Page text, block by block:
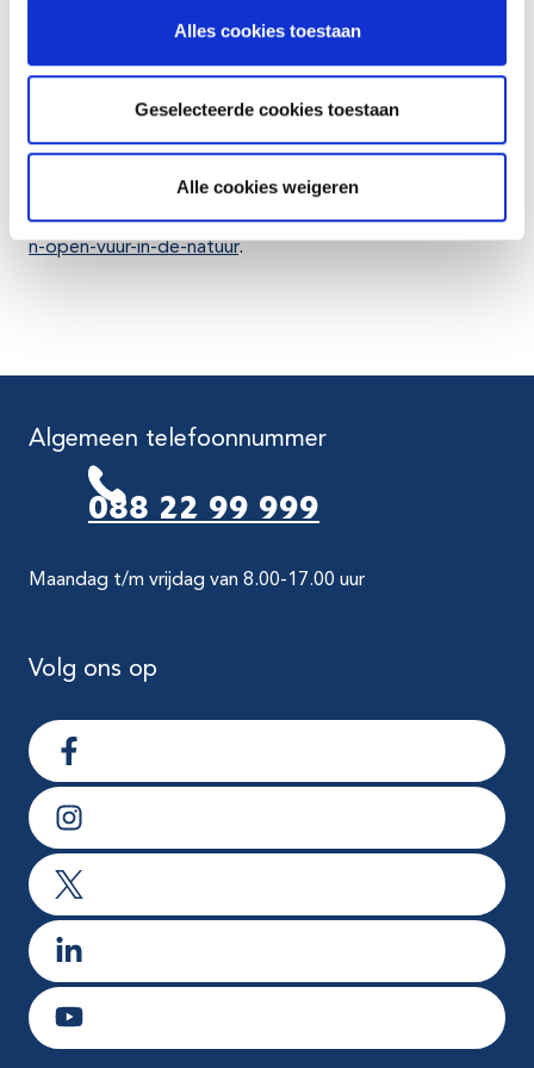
Alles cookies toestaan
Geselecteerde cookies toestaan
Alle cookies weigeren
de brand, maar haaks op de vuurhaard.
je je bevindt.
Meer weten?
www.natuurbrandrisico.nlof op
https://www.brandweer.nl/brandveiligheid/natuurbrande
n-open-vuur-in-de-natuur.
Algemeen telefoonnummer
088 22 99 999
Maandag t/m vrijdag van 8.00-17.00 uur
Volg ons op
Ga naar Facebook
Ga naar Instagram
Ga naar X
Ga naar LinkedIn
Ga naar Youtube